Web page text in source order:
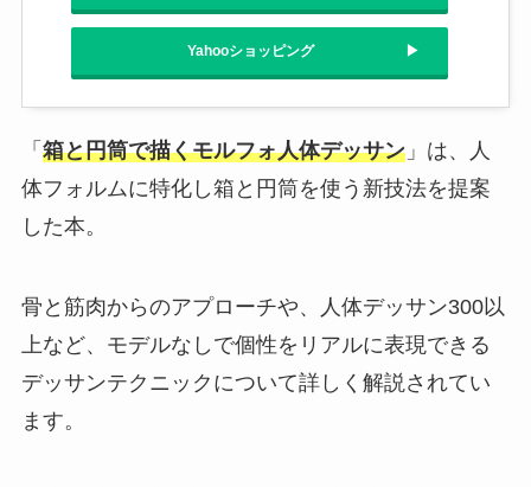
Yahooショッピング
「 箱と円筒で描くモルフォ人体デッサン」は、人
体フォルムに特化し箱と円筒を使う新技法を提案
した本。
骨と筋肉からのアプローチや、人体デッサン300以
上など、モデルなしで個性をリアルに表現できる
デッサンテクニックについて詳しく解説されてい
ます。